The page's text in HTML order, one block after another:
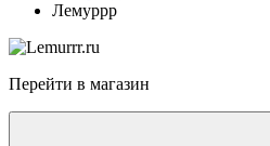
Лемуррр
Перейти в магазин